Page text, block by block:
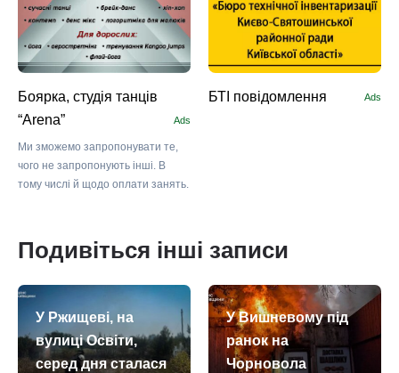
Боярка, студія танців
“Arena”
Ads
Ми зможемо запропонувати те,
чого не запропонують інші. В
тому числі й щодо оплати занять.
БТІ повідомлення Ads
Подивіться інші записи
У Ржищеві, на
вулиці Освіти,
серед дня сталася
У Вишневому під
ранок на
Чорновола